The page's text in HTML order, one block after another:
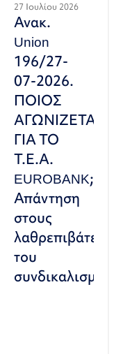
27 Ιουλίου 2026
Ανακ.
Union
196/27-
07-2026.
ΠΟΙΟΣ
ΑΓΩΝΙΖΕΤΑΙ
ΓΙΑ ΤΟ
Τ.Ε.Α.
EUROBANK;
Απάντηση
στους
λαθρεπιβάτες
του
συνδικαλισμού